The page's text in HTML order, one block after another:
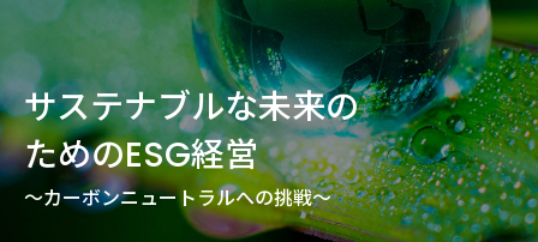
サステナブルな未来の
ためのESG経営
～カーボンニュートラルへの挑戦～